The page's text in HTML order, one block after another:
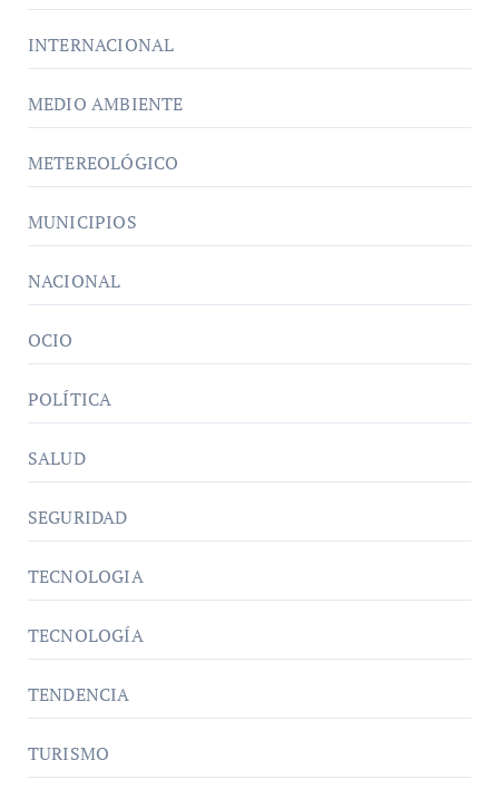
INTERNACIONAL
MEDIO AMBIENTE
METEREOLÓGICO
MUNICIPIOS
NACIONAL
OCIO
POLÍTICA
SALUD
SEGURIDAD
TECNOLOGIA
TECNOLOGÍA
TENDENCIA
TURISMO